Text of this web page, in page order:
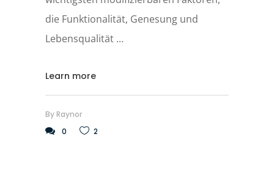
die Funktionalität, Genesung und
Lebensqualität
Learn more
By Raynor
0
2